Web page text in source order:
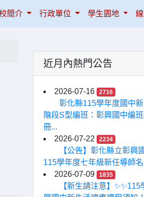
簡介 行政單位 學生園地
近月內熱門公告
2026-07-16 2716
彰化縣115學年度國中
階段S型編班：彰興國中編
冊...
2026-07-22
2234
【公告】彰化縣立彰興
115學年度七年級新任導師
2026-07-09
1835
【新生請注意】